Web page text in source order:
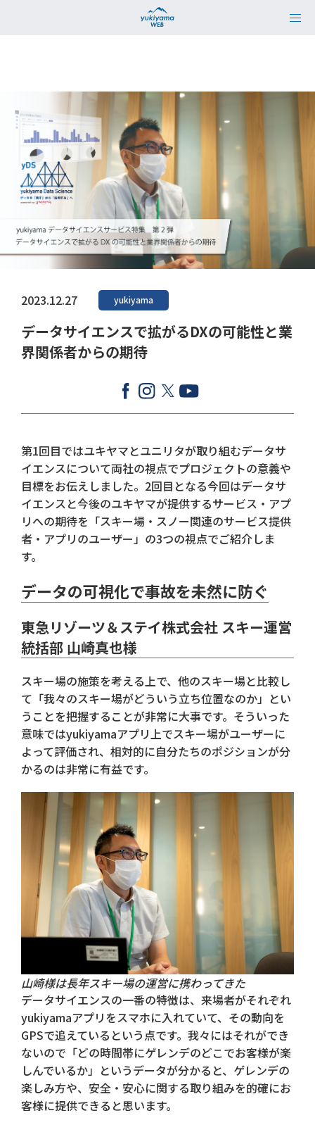
データサイエンスで拡がるDXの可能性と業
界関係者からの期待
yukiyama
2023.12.27
第1回目ではユキヤマとユニリタが取り組むデータサ
イエンスについて両社の視点でプロジェクトの意義や
目標をお伝えしました。2回目となる今回はデータサ
イエンスと今後のユキヤマが提供するサービス・アプ
リへの期待を「スキー場・スノー関連のサービス提供
者・アプリのユーザー」の3つの視点でご紹介しま
す。
データの可視化で事故を未然に防ぐ
東急リゾーツ＆ステイ株式会社 スキー運営
統括部 山崎真也様
スキー場の施策を考える上で、他のスキー場と比較し
て「我々のスキー場がどういう立ち位置なのか」とい
うことを把握することが非常に大事です。そういった
意味ではyukiyamaアプリ上でスキー場がユーザーに
よって評価され、相対的に自分たちのポジションが分
かるのは非常に有益です。
山崎様は長年スキー場の運営に携わってきた
データサイエンスの一番の特徴は、来場者がそれぞれ
yukiyamaアプリをスマホに入れていて、その動向を
GPSで追えているという点です。我々にはそれができ
ないので「どの時間帯にゲレンデのどこでお客様が楽
しんでいるか」というデータが分かると、ゲレンデの
楽しみ方や、安全・安心に関する取り組みを的確にお
客様に提供できると思います。